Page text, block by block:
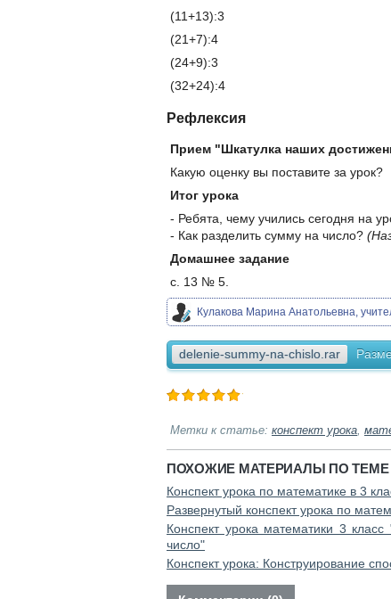
(11+13):3
(21+7):4
(24+9):3
(32+24):4
Рефлексия
Прием "Шкатулка наших
Какую оценку вы поставите за урок?
Итог урока
- Ребята, чему учились сегодня на
- Как разделить сумму на число?
Домашнее задание
с. 13 № 5.
Кулакова Марина Анатольевна,
delenie-summy-na-chislo.rar
Метки к статье: конспект урока,
ПОХОЖИЕ МАТЕРИАЛЫ ПО ТЕМЕ
Конспект урока по математике в 3
Развернутый конспект урока по
Конспект урока математики 3
число"
Конспект урока: Конструирование